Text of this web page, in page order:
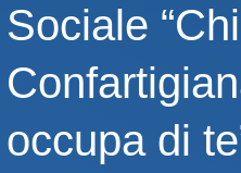
Sociale
occupa di